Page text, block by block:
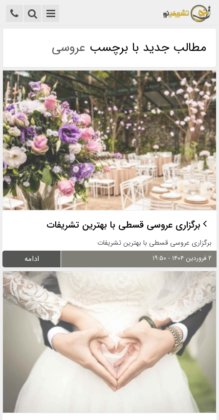
مطالب جدید با برچسب عروسی
برگزاری عروسی قسطی با بهترین تشریفات
برگزاری عروسی قسطی با بهترین تشریفات
۲ فروردین ۱۴۰۴ - ۱۹:۵۰ ادامه